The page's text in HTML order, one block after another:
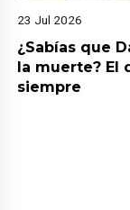
23 Jul 2026
¿Sabías que
la muerte? El
siempre